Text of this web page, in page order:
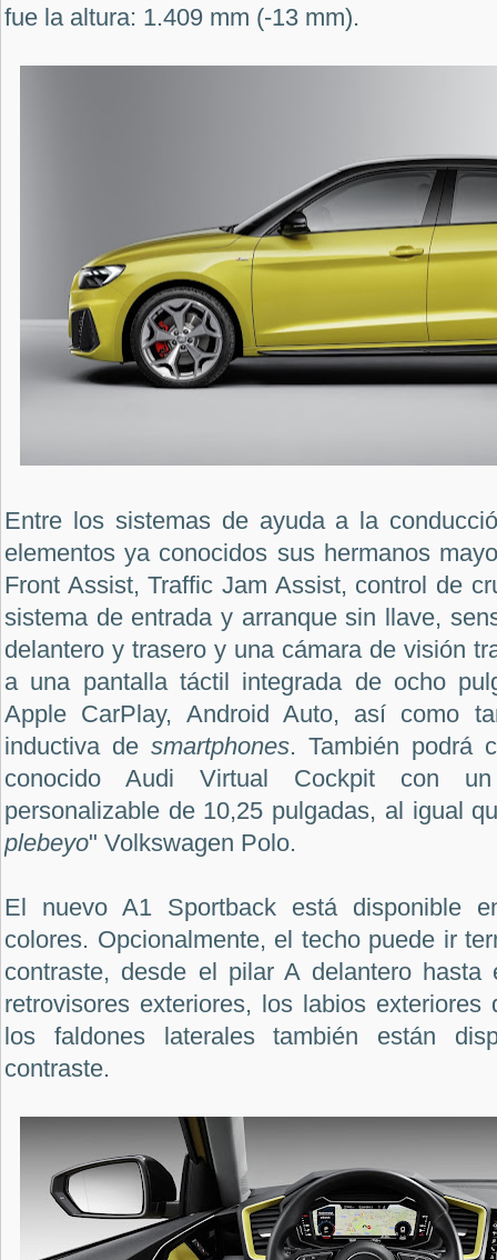
fue la altura: 1.409 mm (-13 mm).
Entre los sistemas de ayuda a la
elementos ya conocidos sus hermanos
Front Assist, Traffic Jam Assist, control de
sistema de entrada y arranque sin llave,
delantero y trasero y una cámara de visión
a una pantalla táctil integrada de ocho
Apple CarPlay, Android Auto, así como
inductiva de smartphones. También podrá
conocido Audi Virtual Cockpit con un
personalizable de 10,25 pulgadas, al igual
plebeyo" Volkswagen Polo.
El nuevo A1 Sportback está disponible
colores. Opcionalmente, el techo puede ir
contraste, desde el pilar A delantero
retrovisores exteriores, los labios
los faldones laterales también están
contraste.